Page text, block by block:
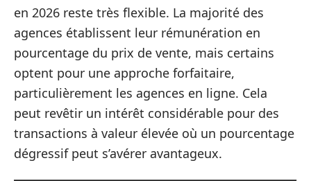
en 2026 reste très flexible. La majorité des
agences établissent leur rémunération en
pourcentage du prix de vente, mais certains
optent pour une approche forfaitaire,
particulièrement les agences en ligne. Cela
peut revêtir un intérêt considérable pour des
transactions à valeur élevée où un pourcentage
dégressif peut s’avérer avantageux.